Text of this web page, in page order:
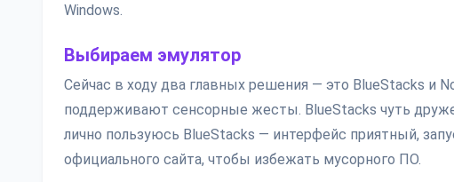
Windows.
Выбираем эмулятор
Сейчас в ходу два главных решения — это BlueStacks и
поддерживают сенсорные жесты. BlueStacks чуть
лично пользуюсь BlueStacks — интерфейс приятный,
официального сайта, чтобы избежать мусорного ПО.